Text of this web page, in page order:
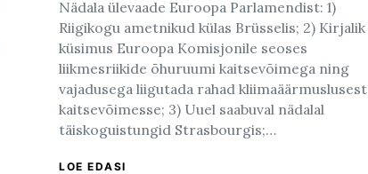
Nädala ülevaade Euroopa Parlamendist: 1)
Riigikogu ametnikud külas Brüsselis; 2) Kirjalik
küsimus Euroopa Komisjonile seoses
liikmesriikide õhuruumi kaitsevõimega ning
vajadusega liigutada rahad kliimaäärmuslusest
kaitsevõimesse; 3) Uuel saabuval nädalal
täiskoguistungid Strasbourgis;…
LOE EDASI